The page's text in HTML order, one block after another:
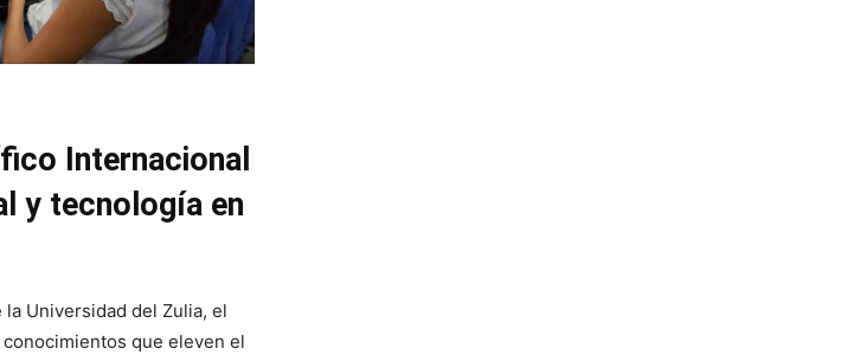
Internacional
y tecnología en
Universidad del Zulia, el
que eleven el